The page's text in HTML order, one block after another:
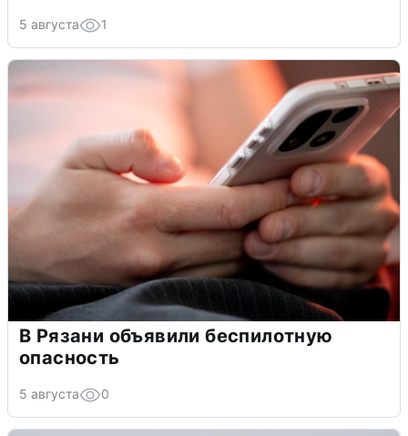
5 августа 1
В Рязани объявили беспилотную
опасность
5 августа 0